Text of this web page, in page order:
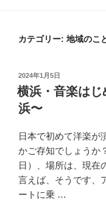
カテゴリー: 地域のこ
投
稿
日:
2024年1月5日
横浜・音楽は
浜〜
日本で初めて洋楽が
かご存知でしょうか
日）、場所は、現在
言えば、そうです、
ートに乗 …